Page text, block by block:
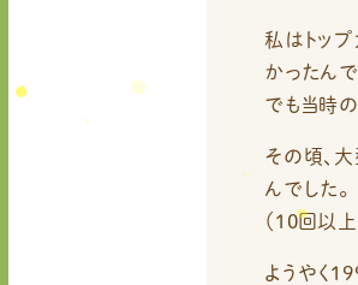
私はトッ
かったんで
でも当時
その頃、
んでした。
（10回以
ようやく